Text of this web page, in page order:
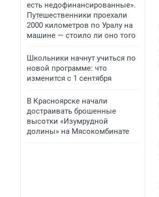
есть недофинансированные».
Путешественники проехали
2000 километров по Уралу на
машине — стоило ли оно того
Школьники начнут учиться по
новой программе: что
изменится с 1 сентября
В Красноярске начали
достраивать брошенные
высотки «Изумрудной
долины» на Мясокомбинате